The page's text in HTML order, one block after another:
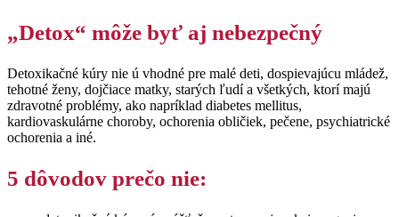
„Detox“ môže byť aj nebezpečný
Detoxikačné kúry nie ú vhodné pre malé deti, dospievajúcu mládež,
tehotné ženy, dojčiace matky, starých ľudí a všetkých, ktorí majú
zdravotné problémy, ako napríklad diabetes mellitus,
kardiovaskulárne choroby, ochorenia obličiek, pečene, psychiatrické
ochorenia a iné.
5 dôvodov prečo nie: